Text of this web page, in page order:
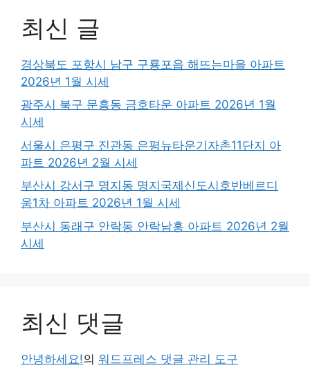
최신 글
경상북도 포항시 남구 구룡포읍 해뜨는마을 아파트
2026년 1월 시세
광주시 북구 문흥동 금호타운 아파트 2026년 1월
시세
서울시 은평구 진관동 은평뉴타운기자촌11단지 아
파트 2026년 2월 시세
부산시 강서구 명지동 명지국제신도시호반베르디
움1차 아파트 2026년 1월 시세
부산시 동래구 안락동 안락남흥 아파트 2026년 2월
시세
최신 댓글
안녕하세요!의 워드프레스 댓글 관리 도구